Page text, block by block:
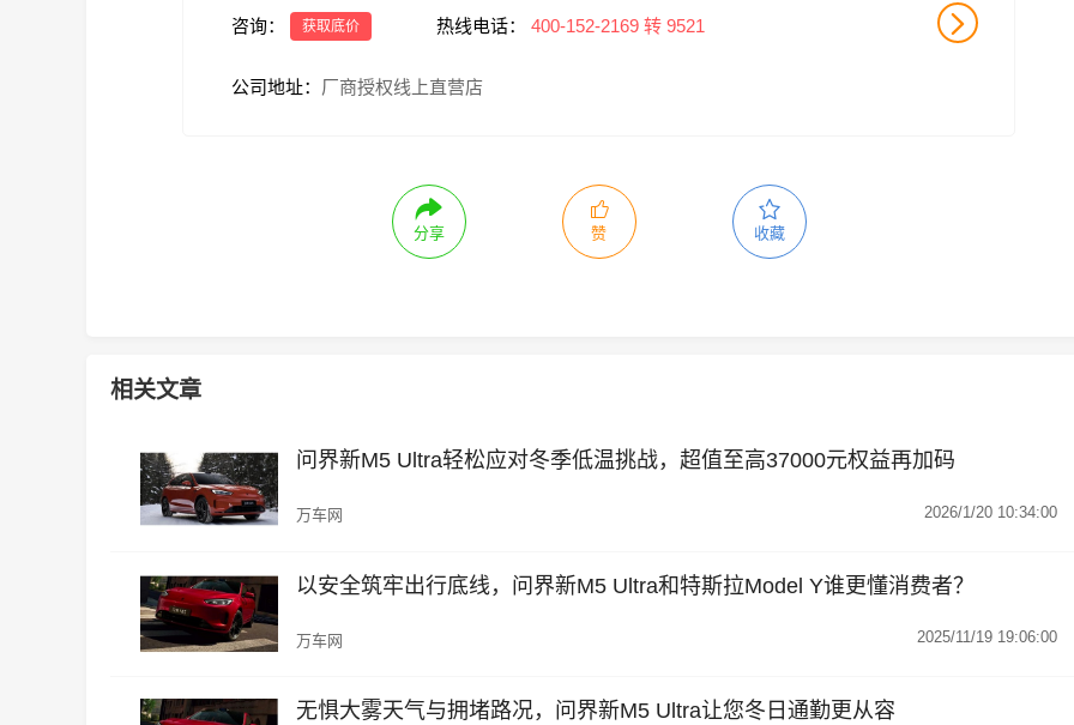
咨询： 获取底价 热线电话： 400-152-2169 转 9521
公司地址： 厂商授权线上直营店
分享 赞 收藏
相关文章
问界新M5 Ultra轻松应对冬季低温挑战，超值至高37000元权益再加码
万车网 2026/1/20 10:34:00
以安全筑牢出行底线，问界新M5 Ultra和特斯拉Model Y谁更懂消费者？
万车网 2025/11/19 19:06:00
无惧大雾天气与拥堵路况，问界新M5 Ultra让您冬日通勤更从容